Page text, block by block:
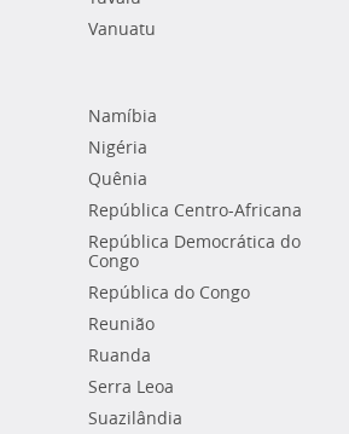
Vanuatu
Namíbia
Nigéria
Quênia
República Centro-Africana
República Democrática do
Congo
República do Congo
Reunião
Ruanda
Serra Leoa
Suazilândia